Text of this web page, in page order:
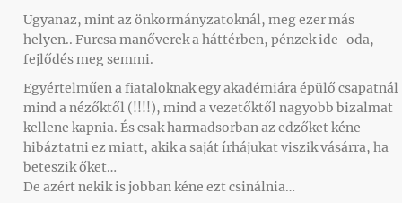
Ugyanaz, mint az önkormányzatoknál, meg ezer más
helyen.. Furcsa manőverek a háttérben, pénzek ide-oda,
fejlődés meg semmi.
Egyértelműen a fiataloknak egy akadémiára épülő csapatnál
mind a nézőktől (!!!!), mind a vezetőktől nagyobb bizalmat
kellene kapnia. És csak harmadsorban az edzőket kéne
hibáztatni ez miatt, akik a saját írhájukat viszik vásárra, ha
beteszik őket…
De azért nekik is jobban kéne ezt csinálnia…